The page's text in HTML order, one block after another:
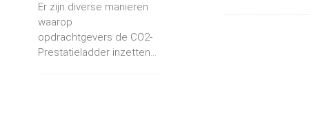
Er zijn diverse manieren
waarop
opdrachtgevers de CO2-
Prestatieladder inzetten...